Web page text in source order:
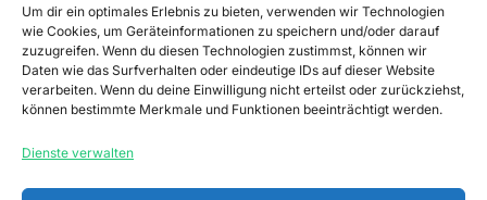
Um dir ein optimales Erlebnis zu bieten, verwenden wir Technologien
wie Cookies, um Geräteinformationen zu speichern und/oder darauf
zuzugreifen. Wenn du diesen Technologien zustimmst, können wir
Daten wie das Surfverhalten oder eindeutige IDs auf dieser Website
verarbeiten. Wenn du deine Einwilligung nicht erteilst oder zurückziehst,
können bestimmte Merkmale und Funktionen beeinträchtigt werden.
Dienste verwalten
Gewässerwart
Sergej Luft